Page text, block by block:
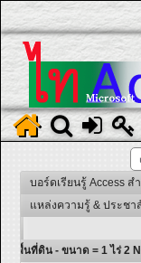
บอร์ดเรียนรู้ Access ส
แหล่งความรู้ & ประชา
พื้นที่ดิน - ขนาด = 1 ไร่ 2